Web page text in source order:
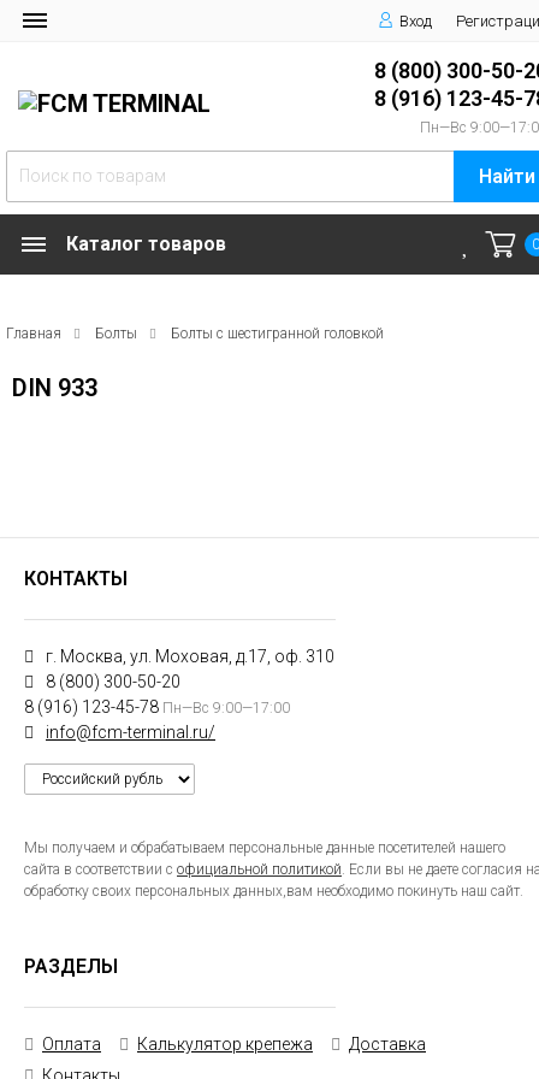
Вход
8 (800) 300-50-
8 (916) 123-45-
Пн—Вс
Найти
Каталог товаров
Главная Болты Болты с шестигранной головкой
DIN 933
КОНТАКТЫ
г. Москва, ул. Моховая, д.17, оф. 310
8 (800) 300-50-20
8 (916) 123-45-78 Пн—Вс 9:00—17:00
info@fcm-terminal.ru/
Мы получаем и обрабатываем персональные данные посетителей нашего
сайта в соответствии с официальной политикой. Если вы не даете согласия
обработку своих персональных данных,вам необходимо покинуть наш сайт.
РАЗДЕЛЫ
Оплата Калькулятор крепежа
Доставка